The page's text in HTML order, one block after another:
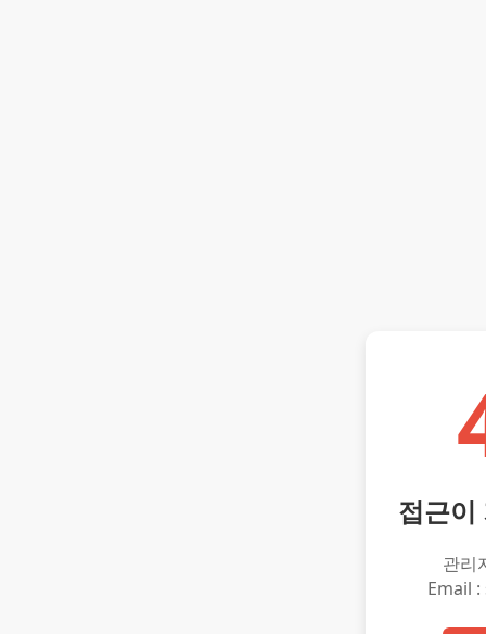
접근이
관리
Email